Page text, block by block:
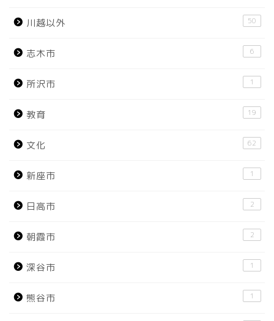
川越以外 50
志木市 6
所沢市 1
教育 19
文化 62
新座市 1
日高市 2
朝霞市 2
深谷市 1
熊谷市 1